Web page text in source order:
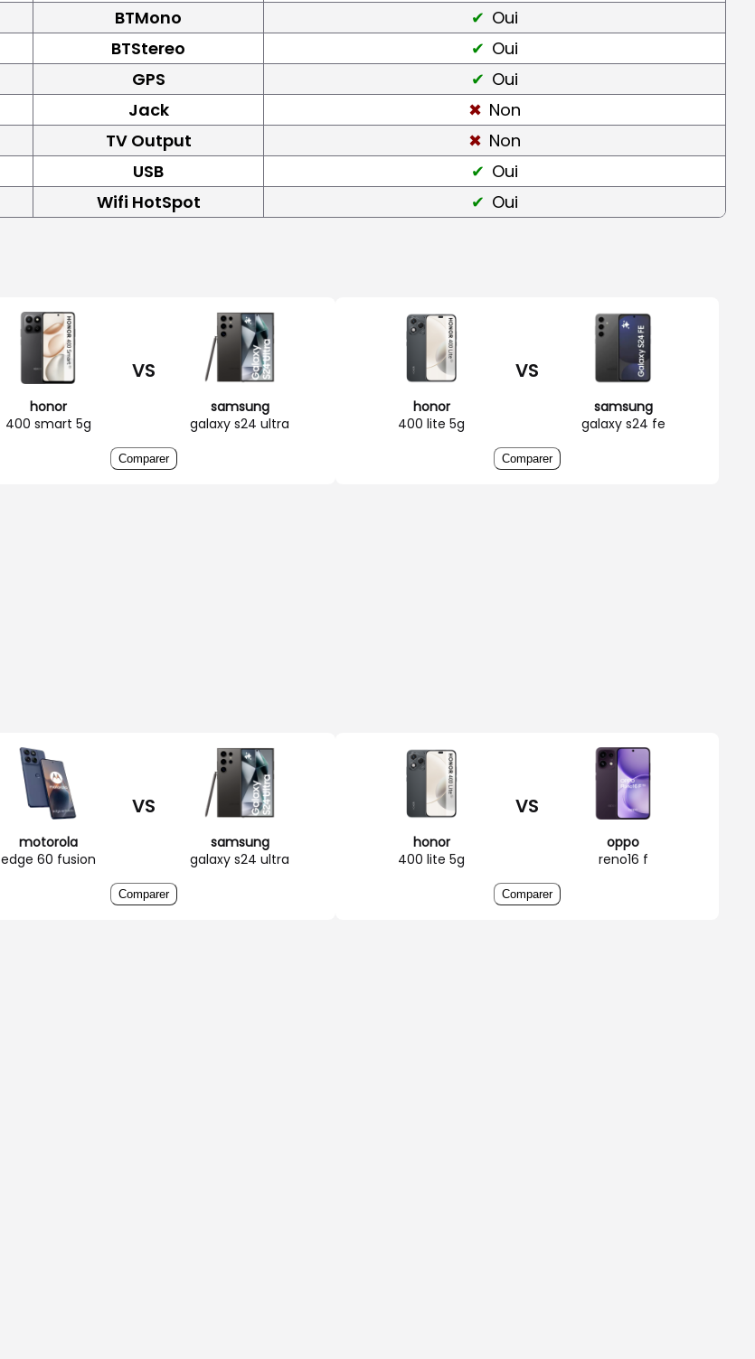
BTMono
Oui
BTStereo
Oui
GPS
Oui
Jack
Non
TV Output
Non
USB
Oui
Wifi HotSpot Oui
honor
400 smart 5g
VS
samsung
galaxy s24 ultra
Comparer
honor
400 lite 5g
VS
samsung
galaxy s24 fe
Comparer
motorola
edge 60 fusion
VS
samsung
galaxy s24 ultra
Comparer
honor
400 lite 5g
VS
oppo
reno16 f
Comparer